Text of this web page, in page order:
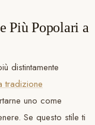
Più Popolari a
distintamente
tradizione
uno come
Se questo stile ti